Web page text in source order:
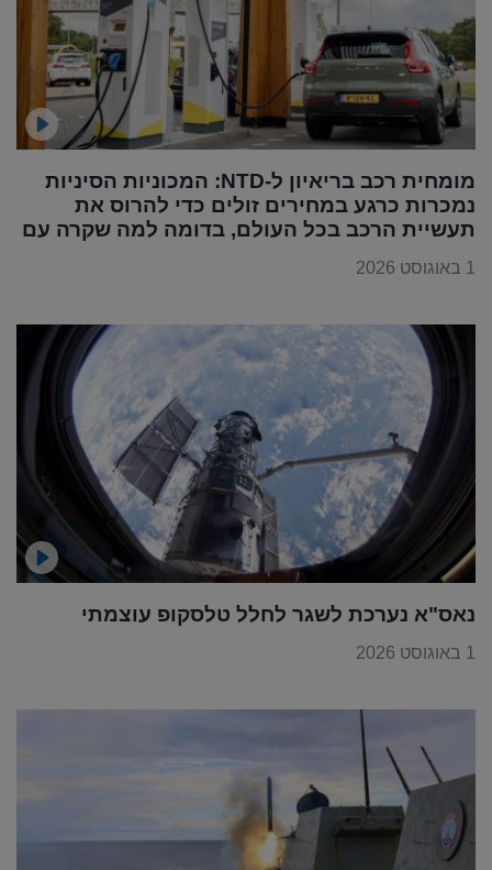
מומחית רכב בריאיון ל-NTD: המכוניות הסיניות
נמכרות כרגע במחירים זולים כדי להרוס את
תעשיית הרכב בכל העולם, בדומה למה שקרה עם
1 באוגוסט 2026
נאס"א נערכת לשגר לחלל טלסקופ עוצמתי
1 באוגוסט 2026